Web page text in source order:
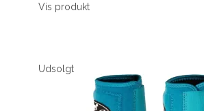
Vis produkt
Udsolgt